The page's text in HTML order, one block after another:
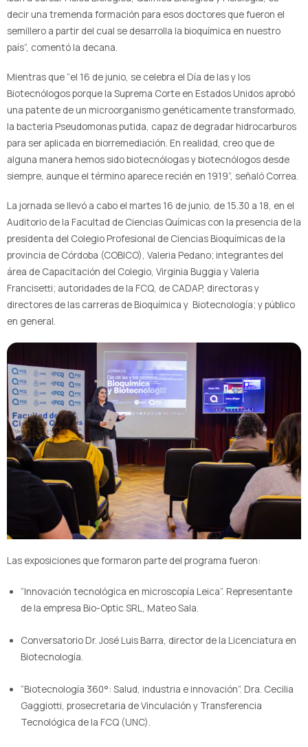
decir una tremenda formación para esos doctores que fueron el
semillero a partir del cual se desarrolla la bioquímica en nuestro
país”, comentó la decana.
Mientras que “el 16 de junio, se celebra el Día de las y los
Biotecnólogos porque la Suprema Corte en Estados Unidos aprobó
una patente de un microorganismo genéticamente transformado,
la bacteria Pseudomonas putida, capaz de degradar hidrocarburos
para ser aplicada en biorremediación. En realidad, creo que de
alguna manera hemos sido biotecnólogas y biotecnólogos desde
siempre, aunque el término aparece recién en 1919”, señaló Correa.
La jornada se llevó a cabo el martes 16 de junio, de 15.30 a 18, en el
Auditorio de la Facultad de Ciencias Químicas con la presencia de la
presidenta del Colegio Profesional de Ciencias Bioquímicas de la
provincia de Córdoba (COBICO), Valeria Pedano; integrantes del
área de Capacitación del Colegio, Virginia Buggia y Valeria
Francisetti; autoridades de la FCQ, de CADAP, directoras y
directores de las carreras de Bioquímica y Biotecnología; y público
en general.
Las exposiciones que formaron parte del programa fueron:
“Innovación tecnológica en microscopía Leica”. Representante
de la empresa Bio-Optic SRL, Mateo Sala.
Conversatorio Dr. José Luis Barra, director de la Licenciatura en
Biotecnología.
“Biotecnología 360°: Salud, industria e innovación”. Dra. Cecilia
Gaggiotti, prosecretaria de Vinculación y Transferencia
Tecnológica de la FCQ (UNC).